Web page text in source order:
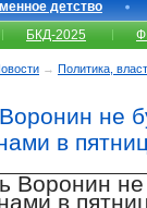
детство
БКД-2025
→ Политика,
не
в